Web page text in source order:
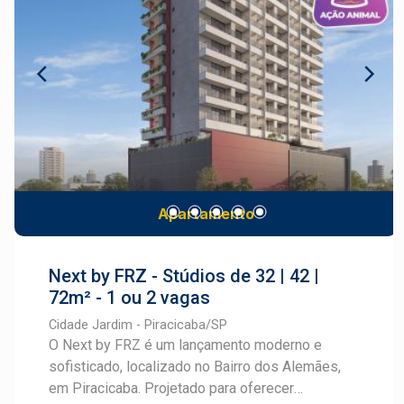
serviços e tudo o que você precisa para viver
com praticidade. Lagos do Engenho é mais do
que um loteamento: é um novo conceito de bairro
planejado, ideal para morar, investir e crescer.
conveniência e exclusividade, ideal para quem
deseja viver bem em um dos bairros mais
valorizados de Piracicaba. Cadastre-se e fale
com um especialista Frias Neto.
Apartamento
Next by FRZ - Stúdios de 32 | 42 |
72m² - 1 ou 2 vagas
Cidade Jardim - Piracicaba/SP
O Next by FRZ é um lançamento moderno e
sofisticado, localizado no Bairro dos Alemães,
em Piracicaba. Projetado para oferecer